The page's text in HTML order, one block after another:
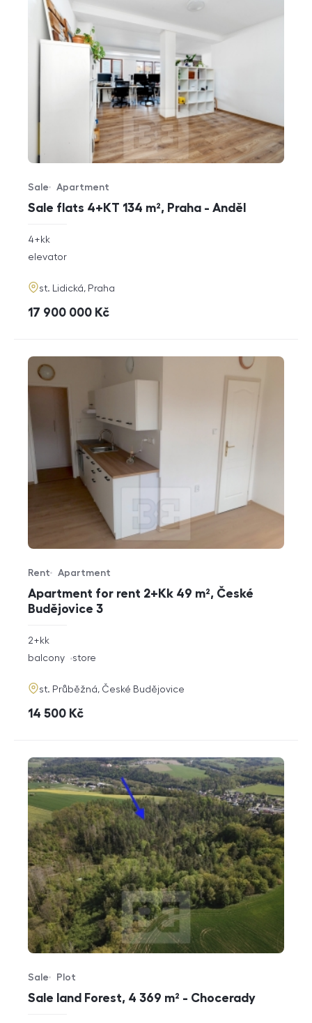
Sale flats 4+KT 134 m², Praha - Anděl
Offer type
Sale
Property type
Apartment
rozměry
4+kk
funkce
elevator
adresa
st. Lidická, Praha
cena
17 900 000 Kč
Apartment for rent 2+Kk 49 m², České
Budějovice 3
Offer type
Rent
Property type
Apartment
rozměry
2+kk
funkce
balcony store
adresa
st. Průběžná, České Budějovice
cena
14 500 Kč
Sale land Forest, 4 369 m² - Chocerady
Offer type
Sale
Property type
Plot